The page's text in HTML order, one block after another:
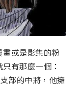
或是影集的粉
有那麼一個：
部的中將，他擁